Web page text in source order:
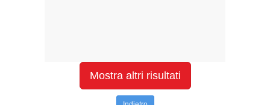
Mostra altri risultati